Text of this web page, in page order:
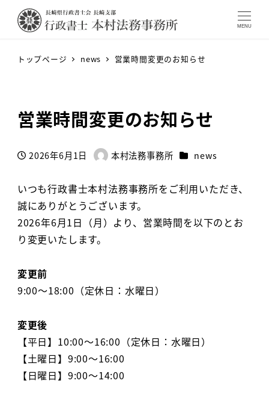
MENU
トップページ news 営業時間変更のお知らせ
営業時間変更のお知らせ
投稿日
2026年6月1日
著
本村法務事務所 カテゴリー
news
いつも行政書士本村法務事務所をご利用いただき、
誠にありがとうございます。
2026年6月1日（月）より、営業時間を以下のとお
り変更いたします。
変更前
9:00～18:00（定休日：水曜日）
変更後
【平日】10:00～16:00（定休日：水曜日）
【土曜日】9:00～16:00
【日曜日】9:00～14:00